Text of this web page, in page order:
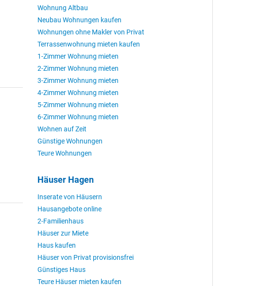
Wohnung Altbau
Neubau Wohnungen kaufen
Wohnungen ohne Makler von Privat
Terrassenwohnung mieten kaufen
1-Zimmer Wohnung mieten
2-Zimmer Wohnung mieten
3-Zimmer Wohnung mieten
4-Zimmer Wohnung mieten
5-Zimmer Wohnung mieten
6-Zimmer Wohnung mieten
Wohnen auf Zeit
Günstige Wohnungen
Teure Wohnungen
Häuser Hagen
Inserate von Häusern
Hausangebote online
2-Familienhaus
Häuser zur Miete
Haus kaufen
Häuser von Privat provisionsfrei
Günstiges Haus
Teure Häuser mieten kaufen